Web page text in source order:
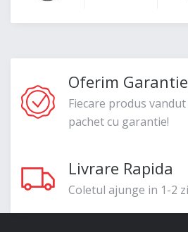
Oferim Garantie
Fiecare produs
pachet cu garantie!
Livrare Rapida
Coletul ajunge in 1-2